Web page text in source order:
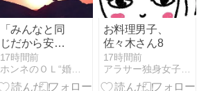
「みんなと同
じだから安
心」から抜け
出そう！
17時間前
ホンネのＯＬ“婚活”日記
お料理男子、
佐々木さん8
17時間前
アラサー独身女子さゆりの徒然日記